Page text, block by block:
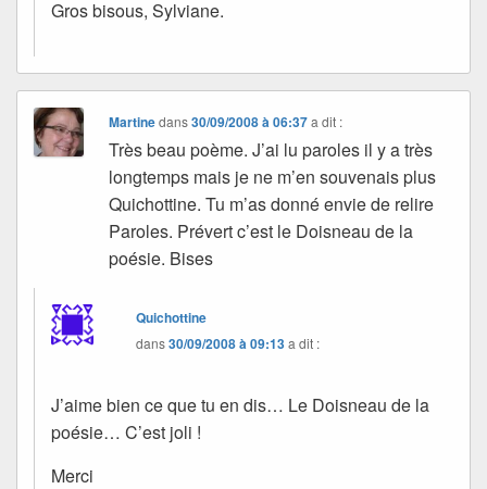
Gros bisous, Sylviane.
Martinedans30/09/2008 à 06:37 a dit :
Très beau poème. J’ai lu paroles il y a très
longtemps mais je ne m’en souvenais plus
Quichottine. Tu m’as donné envie de relire
Paroles. Prévert c’est le Doisneau de la
poésie. Bises
Quichottine
dans30/09/2008 à 09:13a dit :
J’aime bien ce que tu en dis… Le Doisneau de la
poésie… C’est joli !
Merci